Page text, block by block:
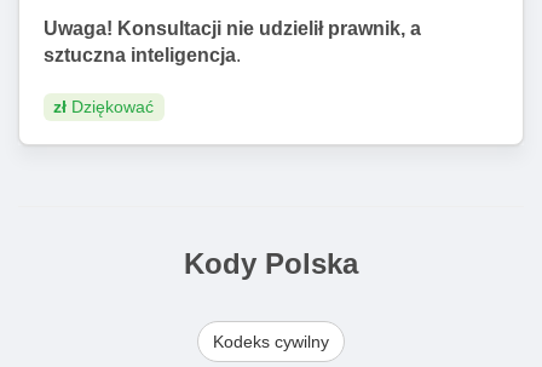
Uwaga! Konsultacji nie udzielił prawnik, a
sztuczna inteligencja.
zł Dziękować
Kody Polska
Kodeks cywilny